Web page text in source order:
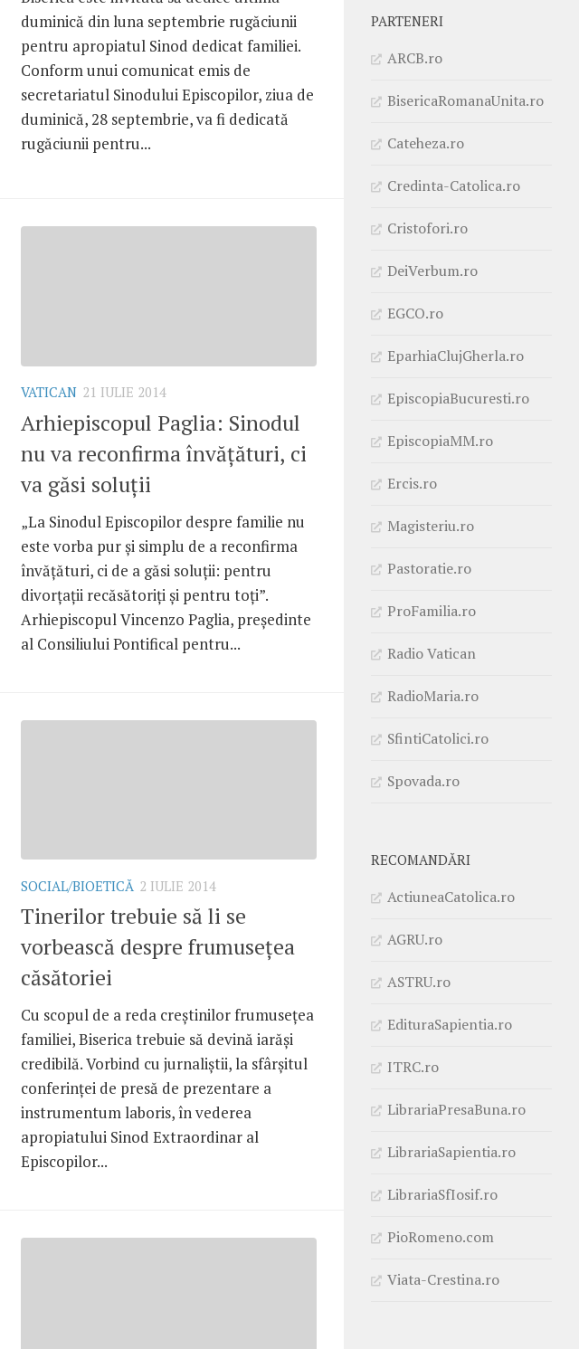
duminică din luna septembrie rugăciunii
pentru apropiatul Sinod dedicat familiei.
Conform unui comunicat emis de
secretariatul Sinodului Episcopilor, ziua de
duminică, 28 septembrie, va fi dedicată
rugăciunii pentru...
VATICAN 21 IULIE 2014
Arhiepiscopul Paglia: Sinodul
nu va reconfirma învăţături, ci
va găsi soluţii
„La Sinodul Episcopilor despre familie nu
este vorba pur şi simplu de a reconfirma
învăţături, ci de a găsi soluţii: pentru
divorţaţii recăsătoriţi şi pentru toţi”.
Arhiepiscopul Vincenzo Paglia, preşedinte
al Consiliului Pontifical pentru...
SOCIAL/BIOETICĂ 2 IULIE 2014
Tinerilor trebuie să li se
vorbească despre frumuseţea
căsătoriei
Cu scopul de a reda creştinilor frumuseţea
familiei, Biserica trebuie să devină iarăşi
credibilă. Vorbind cu jurnaliştii, la sfârşitul
conferinţei de presă de prezentare a
instrumentum laboris, în vederea
apropiatului Sinod Extraordinar al
Episcopilor...
PARTENERI
ARCB.ro
BisericaRomanaUnita.ro
Cateheza.ro
Credinta-Catolica.ro
Cristofori.ro
DeiVerbum.ro
EGCO.ro
EparhiaClujGherla.ro
EpiscopiaBucuresti.ro
EpiscopiaMM.ro
Ercis.ro
Magisteriu.ro
Pastoratie.ro
ProFamilia.ro
Radio Vatican
RadioMaria.ro
SfintiCatolici.ro
Spovada.ro
RECOMANDĂRI
ActiuneaCatolica.ro
AGRU.ro
ASTRU.ro
EdituraSapientia.ro
ITRC.ro
LibrariaPresaBuna.ro
LibrariaSapientia.ro
LibrariaSfIosif.ro
PioRomeno.com
Viata-Crestina.ro